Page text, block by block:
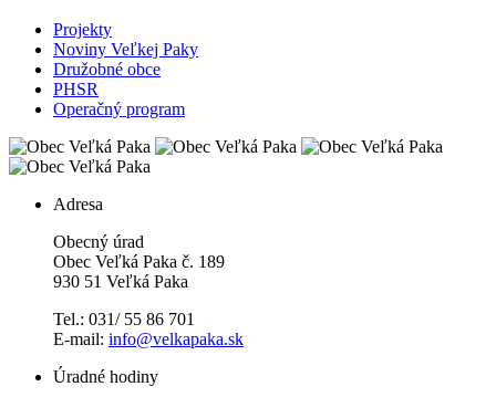
Projekty
Noviny Veľkej Paky
Družobné obce
PHSR
Operačný program
Adresa
Obecný úrad
Obec Veľká Paka č. 189
930 51 Veľká Paka
Tel.: 031/ 55 86 701
E-mail: info@velkapaka.sk
Úradné hodiny